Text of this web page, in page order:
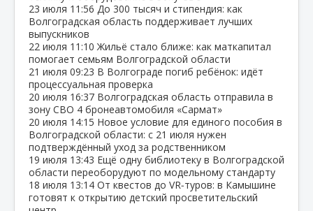
23 июля 11:56 До 300 тысяч и стипендия: как
Волгоградская область поддерживает лучших
выпускников
22 июля 11:10Жильё стало ближе: как маткапитал
помогает семьям Волгоградской области
21 июля 09:23 В Волгограде погиб ребёнок: идёт
процессуальная проверка
20 июля 16:37 Волгоградская область отправила в
зону СВО 4 бронеавтомобиля «Сармат»
20 июля 14:15 Новое условие для единого пособия в
Волгоградской области: с 21 июля нужен
подтверждённый уход за родственником
19 июля 13:43 Ещё одну библиотеку в Волгоградской
области переоборудуют по модельному стандарту
18 июля 13:14 От квестов до VR‑туров: в Камышине
готовят к открытию детский просветительский